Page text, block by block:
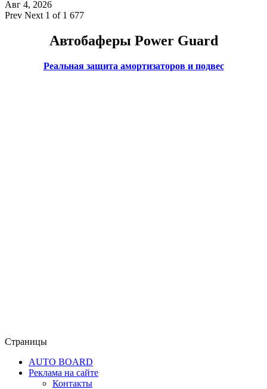
Авг 4, 2026
Prev Next 1 of 1 677
Автобаферы Power Guard
Реальная защита амортизаторов и подвес
Страницы
AUTO BOARD
Реклама на сайте
Контакты